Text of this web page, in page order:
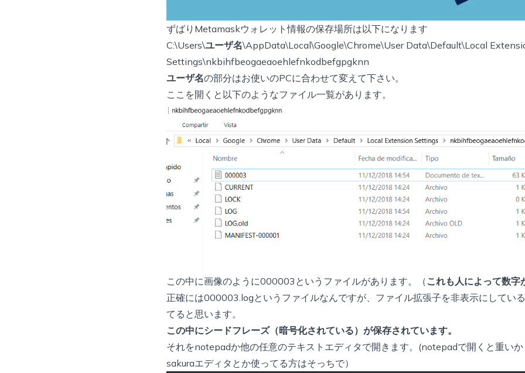
ずばりMetamaskウォレット情報の保存場所は以下になります
C:\Users\ユーザ名\AppData\Local\Google\Chrome\User Data\Default\Local
Settings\nkbihfbeogaeaoehlefnkodbefgpgknn
ユーザ名の部分はお使いのPCに合わせて変えて下さい。
ここを開くと以下のようなファイル一覧があります。
この中に画像のように000003というファイルがあります。（ これも人によって数字
正確には000003.logというファイルなんですが、ファイル拡張子を非表示にしてい
てると思います。
この中にシードフレーズ（暗号化されている）が保存されています。
それをnotepadか他の任意のテキストエディタで開きます。(notepadで開くと重い
sakuraエディタとか使ってる方はそっちで）